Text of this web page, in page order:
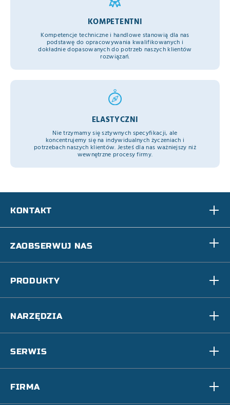
KOMPETENTNI
Kompetencje techniczne i handlowe stanowią dla nas
podstawę do opracowywania kwalifikowanych i
dokładnie dopasowanych do potrzeb naszych klientów
rozwiązań.
ELASTYCZNI
Nie trzymamy się sztywnych specyfikacji, ale
koncentrujemy się na indywidualnych życzeniach i
potrzebach naszych klientów. Jesteś dla nas ważniejszy niż
wewnętrzne procesy firmy.
KONTAKT
ZAOBSERWUJ NAS
PRODUKTY
NARZĘDZIA
SERWIS
FIRMA